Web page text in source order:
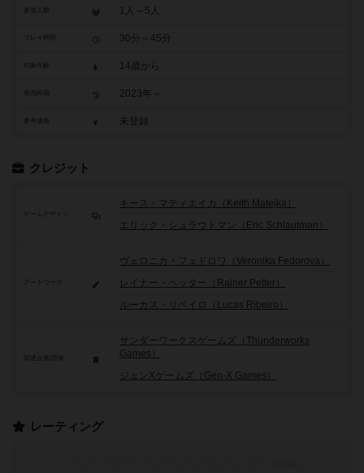
参加人数 1人～5人
30分～45分
14歳から
2023年～
参考価格 未登録
クレジット
ゲームデザイン
キース・マティエイカ（Keith Matejka）
エリック・シュラウトマン（Eric Schlautman）
アートワーク
ヴェロニカ・フェドロワ（Veronika Fedorova）
レイナー・ペッター（Rainer Petter）
ルーカス・リベイロ（Lucas Ribeiro）
サンダーワークスゲームズ（Thunderworks
Games）
ジェンXゲームズ（Gen-X Games）
レーティング